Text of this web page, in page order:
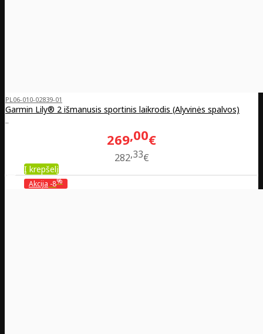
PL06-010-02839-01
Garmin Lily® 2 išmanusis sportinis laikrodis (Alyvinės spalvos)
..
269 00€
282 33€
Į krepšelį
Akcija -8%